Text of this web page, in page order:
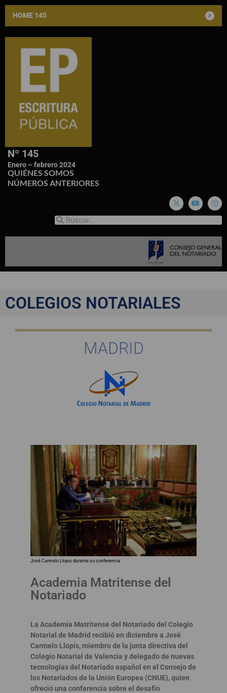
HOME 145
Nº 145
Enero – febrero 2024
QUIÉNES SOMOS
NÚMEROS ANTERIORES
COLEGIOS NOTARIALES
MADRID
José Carmelo Llopis durante su conferencia.
Academia Matritense del
Notariado
La Academia Matritense del Notariado del Colegio
Notarial de Madrid recibió en diciembre a José
Carmelo Llopis, miembro de la junta directiva del
Colegio Notarial de Valencia y delegado de nuevas
tecnologías del Notariado español en el Consejo de
los Notariados de la Unión Europea (CNUE), quien
ofreció una conferencia sobre el desafío